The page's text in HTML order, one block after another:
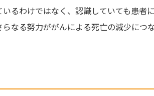
るわけではなく、認識していても患者
なる努力ががんによる死亡の減少につ